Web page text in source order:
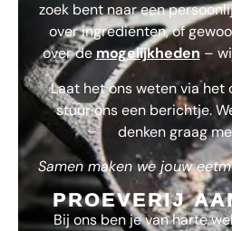
zoek bent naar een
over ingrediënten, of
over demogelijkheden –
Laat het ons weten via
stuur ons een berichtje.
denken graag
Samen maken we jouw
PROEVERIJ
Bij ons ben je van harte